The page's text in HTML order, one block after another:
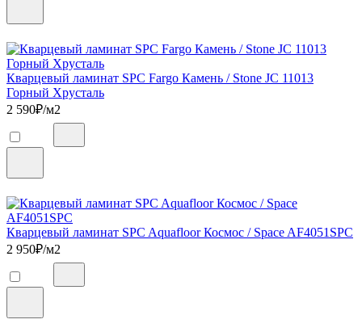
Кварцевый ламинат SPC Fargo Камень / Stone JC 11013
Горный Хрусталь
2 590₽/м2
Кварцевый ламинат SPC Aquafloor Космос / Space AF4051SPC
2 950₽/м2